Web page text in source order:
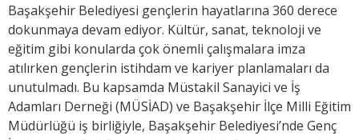
Başakşehir Belediyesi gençlerin hayatlarına 360 derece
dokunmaya devam ediyor. Kültür, sanat, teknoloji ve
eğitim gibi konularda çok önemli çalışmalara imza
atılırken gençlerin istihdam ve kariyer planlamaları da
unutulmadı. Bu kapsamda Müstakil Sanayici ve İş
Adamları Derneği (MÜSİAD) ve Başakşehir İlçe Milli Eğitim
Müdürlüğü iş birliğiyle, Başakşehir Belediyesi’nde Genç